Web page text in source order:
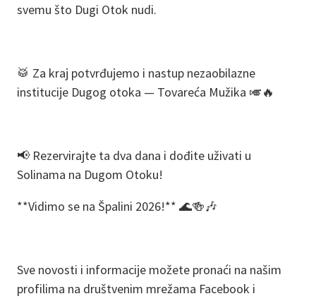
svemu što Dugi Otok nudi.
🥁 Za kraj potvrđujemo i nastup nezaobilazne
institucije Dugog otoka — Tovareća Mužika 🎺🔥
📢 Rezervirajte ta dva dana i dođite uživati u
Solinama na Dugom Otoku!
**Vidimo se na Špalini 2026!** 🌊🍻🎶
Sve novosti i informacije možete pronaći na našim
profilima na društvenim mrežama Facebook i